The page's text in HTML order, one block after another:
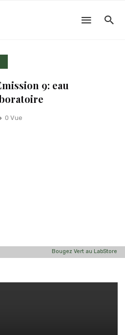
9: eau
0 Vue
Bougez Vert au LabStore